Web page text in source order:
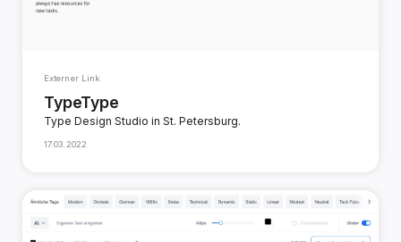
Externer Link
TypeType
Type Design Studio in St. Petersburg.
17.03.2022